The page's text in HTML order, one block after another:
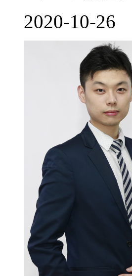
2020-10-26